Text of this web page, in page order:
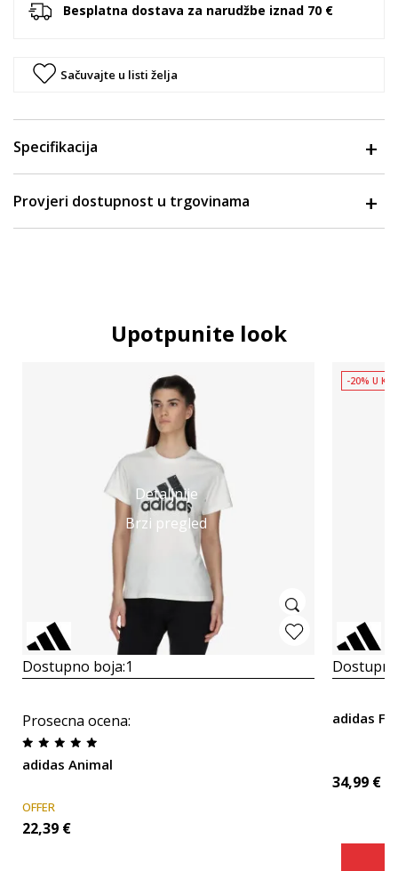
Besplatna dostava za narudžbe iznad 70 €
Sačuvajte u listi želja
Specifikacija
Provjeri dostupnost u trgovinama
Upotpunite look
Detaljnije
Brzi pregled
Dostupno boja:1
Prosecna ocena:
adidas Animal
OFFER
22,39 €
-20% U
adidas
34,99 €